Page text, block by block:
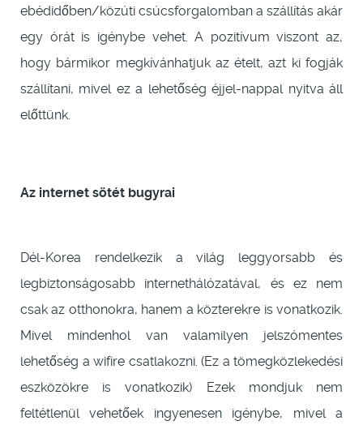
ebédidőben/közúti csúcsforgalomban a szállítás akár
egy órát is igénybe vehet. A pozitívum viszont az,
hogy bármikor megkívánhatjuk az ételt, azt ki fogják
szállítani, mivel ez a lehetőség éjjel-nappal nyitva áll
előttünk.
Az internet sötét bugyrai
Dél-Korea rendelkezik a világ leggyorsabb és
legbiztonságosabb internethálózatával, és ez nem
csak az otthonokra, hanem a közterekre is vonatkozik.
Mivel mindenhol van valamilyen jelszómentes
lehetőség a wifire csatlakozni. (Ez a tömegközlekedési
eszközökre is vonatkozik) Ezek mondjuk nem
feltétlenül vehetőek ingyenesen igénybe, mivel a